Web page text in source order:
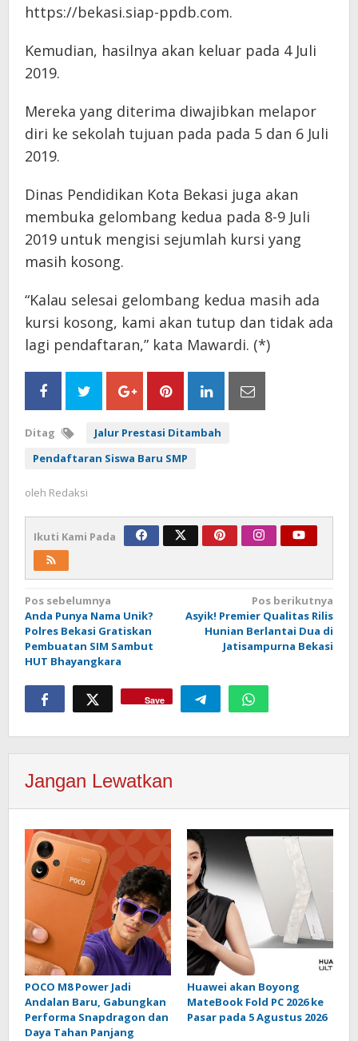
https://bekasi.siap-ppdb.com.
Kemudian, hasilnya akan keluar pada 4 Juli
2019.
Mereka yang diterima diwajibkan melapor
diri ke sekolah tujuan pada pada 5 dan 6 Juli
2019.
Dinas Pendidikan Kota Bekasi juga akan
membuka gelombang kedua pada 8-9 Juli
2019 untuk mengisi sejumlah kursi yang
masih kosong.
“Kalau selesai gelombang kedua masih ada
kursi kosong, kami akan tutup dan tidak ada
lagi pendaftaran,” kata Mawardi. (*)
Ditag
Jalur Prestasi Ditambah
Pendaftaran Siswa Baru SMP
oleh Redaksi
Ikuti Kami Pada
Navigasi
pos
Pos sebelumnya
Anda Punya Nama Unik?
Polres Bekasi Gratiskan
Pembuatan SIM Sambut
HUT Bhayangkara
Pos berikutnya
Asyik! Premier Qualitas Rilis
Hunian Berlantai Dua di
Jatisampurna Bekasi
Save
Jangan Lewatkan
POCO M8 Power Jadi
Andalan Baru, Gabungkan
Performa Snapdragon dan
Daya Tahan Panjang
Huawei akan Boyong
MateBook Fold PC 2026 ke
Pasar pada 5 Agustus 2026